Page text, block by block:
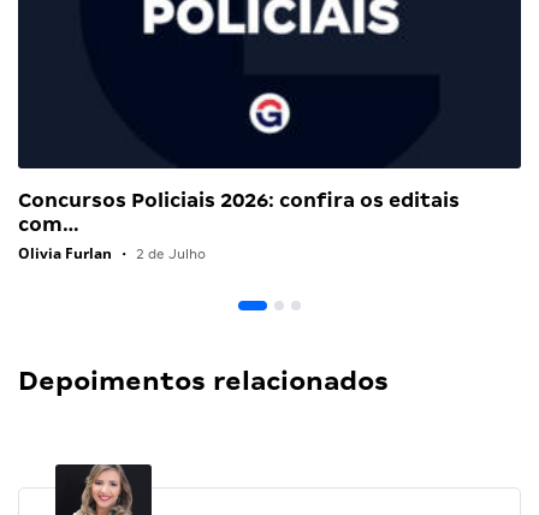
Concursos Policiais 2026: confira os editais
com…
Olivia Furlan • 2 de Julho
Depoimentos relacionados